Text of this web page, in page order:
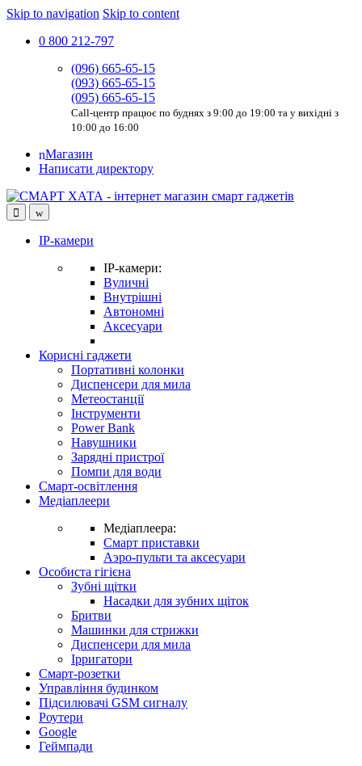
Skip to navigation Skip to content
0 800 212-797
(096) 665-65-15
(093) 665-65-15
(095) 665-65-15
Call-центр працює по буднях з 9:00 до 19:00 та у вихідні з
10:00 до 16:00
Магазин
Написати директору
IP-камери
IP-камери:
Вуличні
Внутрішні
Автономні
Аксесуари
Корисні гаджети
Портативні колонки
Диспенсери для мила
Метеостанції
Інструменти
Power Bank
Навушники
Зарядні пристрої
Помпи для води
Смарт-освітлення
Медіаплеери
Медіаплеера:
Смарт приставки
Аэро-пульти та аксесуари
Особиста гігієна
Зубні щітки
Насадки для зубних щіток
Бритви
Машинки для стрижки
Диспенсери для мила
Ірригатори
Смарт-розетки
Управління будинком
Підсилювачі GSM сигналу
Роутери
Google
Геймпади